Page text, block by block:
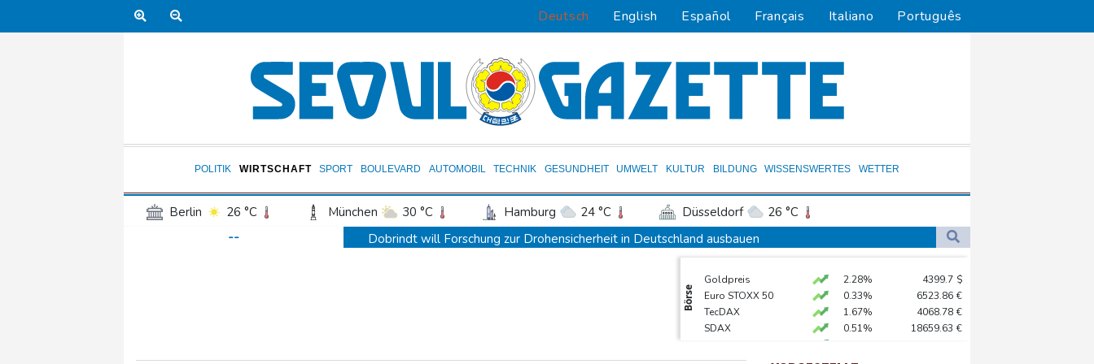
Deutsch English Español Français Italiano Português
POLITIK WIRTSCHAFT SPORT BOULEVARD AUTOMOBIL TECHNIK GESUNDHEIT UMWELT KULTUR BILDUNG WISSENSWERTES WETTER
Berlin 26 °C München 30 °C Hamburg 24 °C Düsseldorf
26 °C
Frankfurt am Main
Potsdam 26 °C Leipzig 28 °C Dortmund
Bremen
Wien
27 °C
--
Dobrindt will Forschung zur Drohensicherheit in Deutschland ausbauen
Amtsantritt von Kolumbiens Staatschef De la Espriella von Gewalt überschattet
Basketball-WM: Geiselsöder macht gesamte Vorbereitung mit
Taifun "Dolphin": Flugausfälle, Evakuierung und höchste Warnstufe in China
Börse
Goldpreis 2.28% 4399.7 $
Euro STOXX 50
0.33% 6523.86 €
TecDAX
1.67% 4068.78 €
SDAX
0.51% 18659.63 €
MDAX
-0.07%